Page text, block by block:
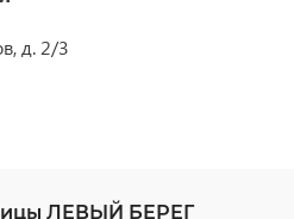
д. 2/3
ЛЕВЫЙ БЕРЕГ